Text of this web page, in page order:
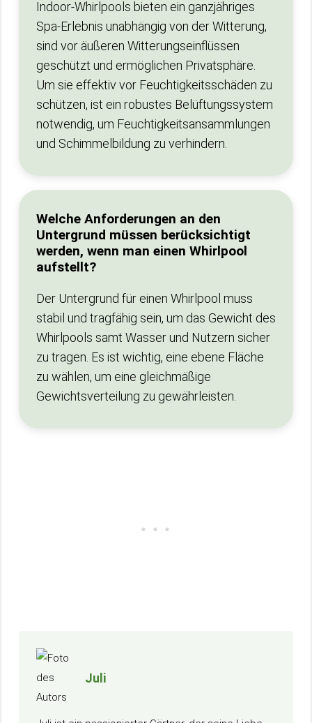
Indoor-Whirlpools bieten ein ganzjähriges
Spa-Erlebnis unabhängig von der Witterung,
sind vor äußeren Witterungseinflüssen
geschützt und ermöglichen Privatsphäre.
Um sie effektiv vor Feuchtigkeitsschäden zu
schützen, ist ein robustes Belüftungssystem
notwendig, um Feuchtigkeitsansammlungen
und Schimmelbildung zu verhindern.
Welche Anforderungen an den
Untergrund müssen berücksichtigt
werden, wenn man einen Whirlpool
aufstellt?
Der Untergrund für einen Whirlpool muss
stabil und tragfähig sein, um das Gewicht des
Whirlpools samt Wasser und Nutzern sicher
zu tragen. Es ist wichtig, eine ebene Fläche
zu wählen, um eine gleichmäßige
Gewichtsverteilung zu gewährleisten.
Juli